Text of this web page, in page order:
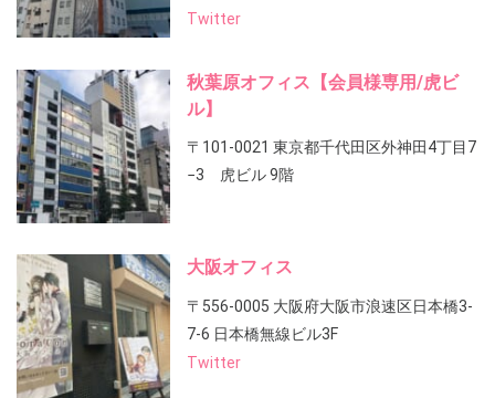
Twitter
秋葉原オフィス【会員様専用/虎ビ
ル】
〒101-0021 東京都千代田区外神田4丁目7
−3 虎ビル 9階
大阪オフィス
〒556-0005 大阪府大阪市浪速区日本橋3-
7-6 日本橋無線ビル3F
Twitter